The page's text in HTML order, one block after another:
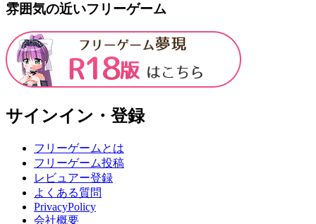
雰囲気の近いフリーゲーム
サインイン・登録
フリーゲームとは
フリーゲーム投稿
レビュアー登録
よくある質問
PrivacyPolicy
会社概要